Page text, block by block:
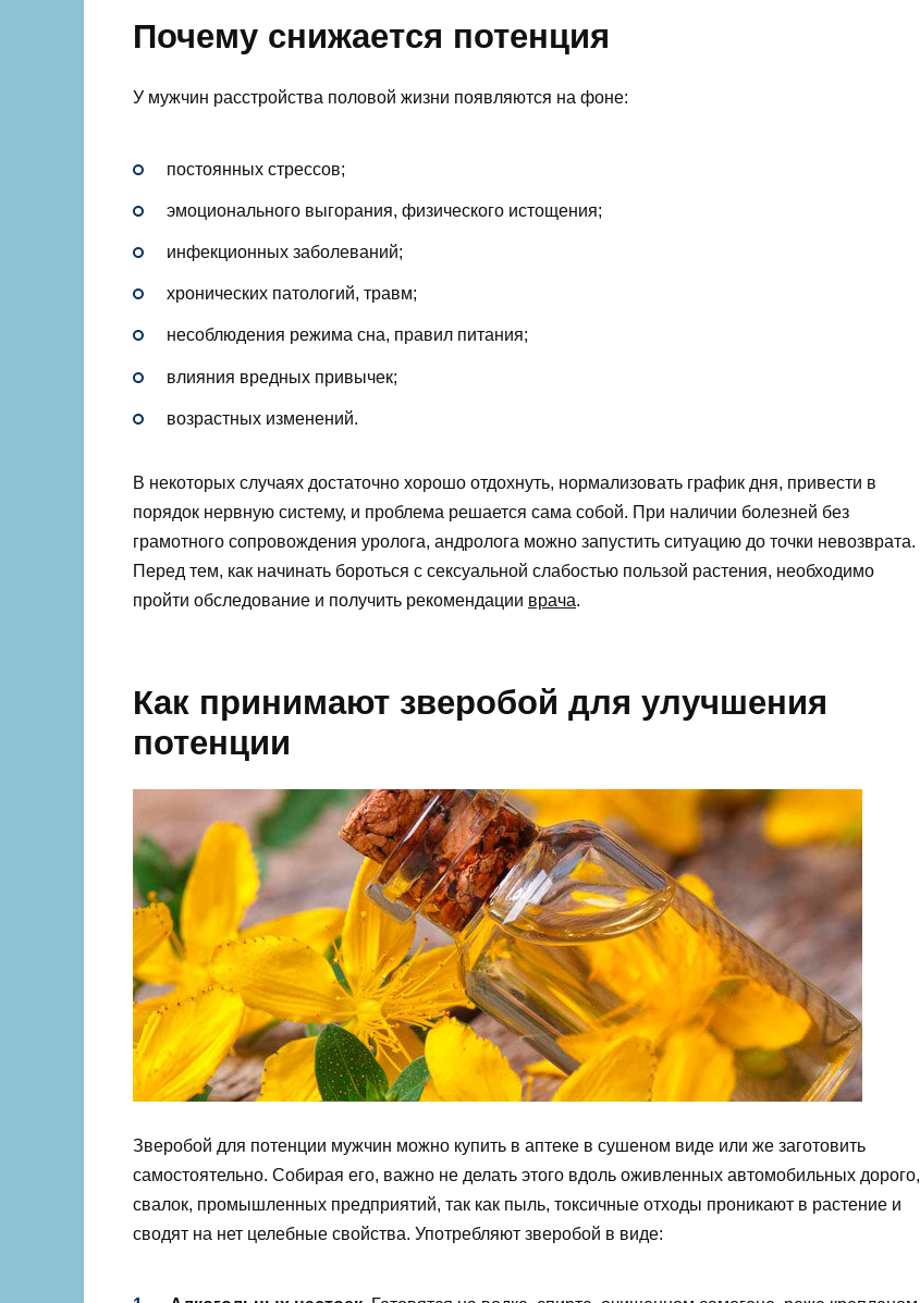
Почему снижается потенция
У мужчин расстройства половой жизни появляются на фоне:
постоянных стрессов;
эмоционального выгорания, физического истощения;
инфекционных заболеваний;
хронических патологий, травм;
несоблюдения режима сна, правил питания;
влияния вредных привычек;
возрастных изменений.
В некоторых случаях достаточно хорошо отдохнуть, нормализовать график дня, привести в
порядок нервную систему, и проблема решается сама собой. При наличии болезней без
грамотного сопровождения уролога, андролога можно запустить ситуацию до точки невозврата.
Перед тем, как начинать бороться с сексуальной слабостью пользой растения, необходимо
пройти обследование и получить рекомендации врача.
Как принимают зверобой для улучшения
потенции
Зверобой для потенции мужчин можно купить в аптеке в сушеном виде или же заготовить
самостоятельно. Собирая его, важно не делать этого вдоль оживленных автомобильных дорого,
свалок, промышленных предприятий, так как пыль, токсичные отходы проникают в растение и
сводят на нет целебные свойства. Употребляют зверобой в виде: